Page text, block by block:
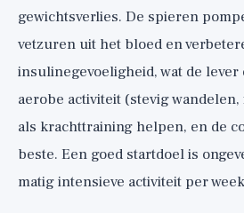
gewichtsverlies. De spieren
vetzuren uit het bloed en
insulinegevoeligheid, wat de
aerobe activiteit (stevig
als krachttraining helpen, en de
beste. Een goed startdoel is
matig intensieve activiteit per